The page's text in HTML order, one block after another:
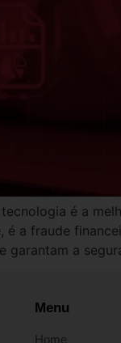
é a
é a fraude
garantam a
Menu
Home